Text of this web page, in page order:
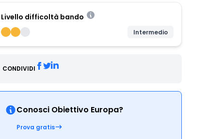
Livello difficoltà bando
Intermedio
CONDIVIDI
Conosci Obiettivo Europa?
Prova gratis